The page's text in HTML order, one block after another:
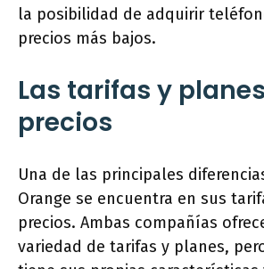
la posibilidad de adquirir
precios más bajos.
Las tarifas y
precios
Una de las principales
Orange se encuentra en sus
precios. Ambas compañías
variedad de tarifas y planes,